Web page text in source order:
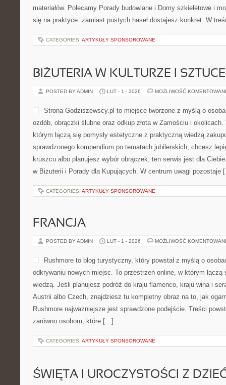
materiałów. Polecamy Porady budowlane i Domy szkieletowe i
się na praktyce: zamiast pustych haseł dostajesz konkret. W
CATEGORIES: ARTYKUŁY SPONSOROWANE
BIŻUTERIA W KULTURZE I SZTUCE
POSTED BY ADMIN LUT - 1 - 2026 MOŻLIWOŚĆ
Strona Godziszewscy.pl to miejsce tworzone z myślą o
ozdób, obrączki ślubne oraz odkup złota w Zamościu i okolicach.
którym łączą się pomysły estetyczne z praktyczną wiedzą
sprawdzonego kompendium po tematach jubilerskich, chcesz
kruszcu albo planujesz wybór obrączek, ten serwis jest dla
w Biżuterii i Porady dla Kupujących. W centrum uwagi pozostaje
CATEGORIES: ARTYKUŁY SPONSOROWANE
FRANCJA
POSTED BY ADMIN LUT - 1 - 2026 MOŻLIWOŚĆ
Rushmore to blog turystyczny, który powstał z myślą o
odkrywaniu nowych miejsc. To przestrzeń online, w którym
wiedzą. Jeśli planujesz podróż do kraju flamenco, kraju wina i
Austrii albo Czech, znajdziesz tu kompletny obraz na to, jak
Rushmore najważniejsze jest sprawdzone podejście. Treści
zarówno osobom, które […]
CATEGORIES: ARTYKUŁY SPONSOROWANE
ŚWIĘTA I UROCZYSTOŚCI Z